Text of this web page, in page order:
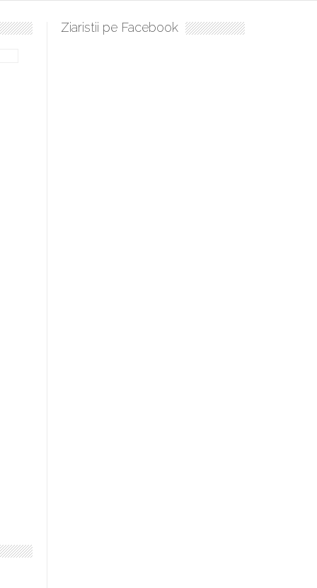
sculați, boieri mari! Sara Nukina are nevoie de ajutorul nostru!
Ziaristii pe Facebook